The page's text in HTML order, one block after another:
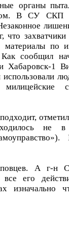
органы
В СУ СКП
что
по
сообщил
Хабаровск-1
не в
А г-н
все его
изначально